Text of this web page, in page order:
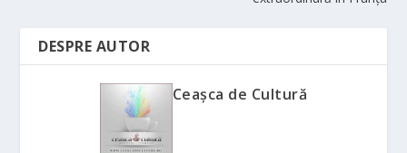
DESPRE AUTOR
Ceașca de Cultură